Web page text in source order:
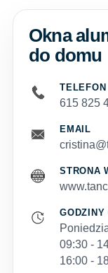
Okna
do domu
TELEFON
615 825
EMAIL
STRONA
GODZINY
09:30 -
16:00 -